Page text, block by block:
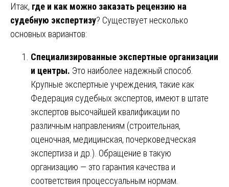
Итак, где и как можно заказать рецензию на
судебную экспертизу? Существует несколько
основных вариантов:
Специализированные экспертные организации
и центры. Это наиболее надежный способ.
Крупные экспертные учреждения, такие как
Федерация судебных экспертов, имеют в штате
экспертов высочайшей квалификации по
различным направлениям (строительная,
оценочная, медицинская, почерковедческая
экспертиза и др.). Обращение в такую
организацию — это гарантия качества и
соответствия процессуальным нормам.